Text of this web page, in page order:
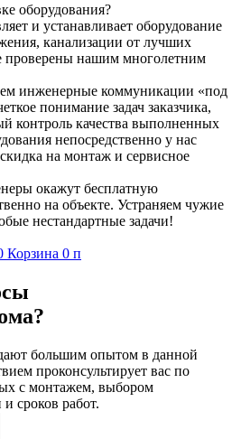
оборудования?
и устанавливает оборудование
канализации от лучших
проверены нашим многолетним
инженерные коммуникации «под
понимание задач заказчика,
контроль качества выполненных
непосредственно у нас
на монтаж и сервисное
окажут бесплатную
на объекте. Устраняем чужие
нестандартные задачи!
Корзина 0 п
большим опытом в данной
проконсультирует вас по
с монтажем, выбором
сроков работ.